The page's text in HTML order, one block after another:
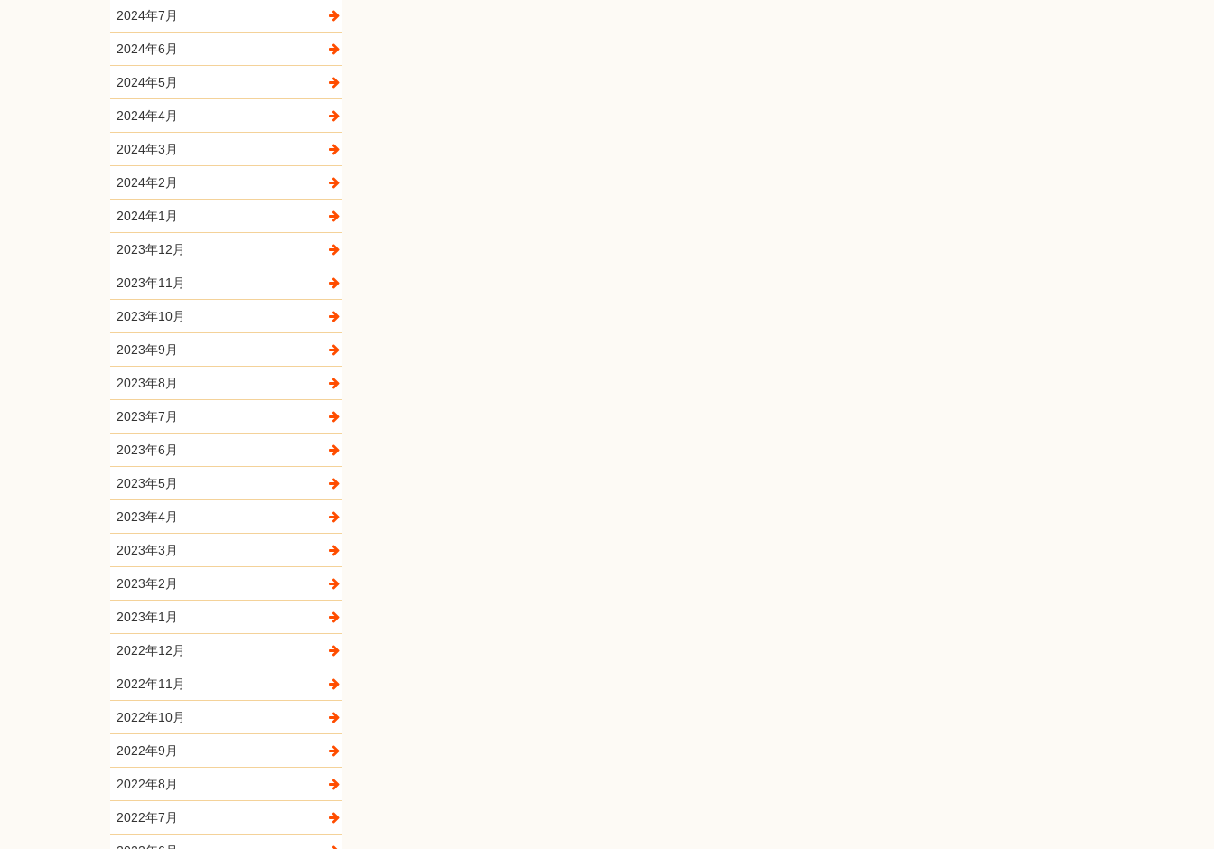
2024年7月
2024年6月
2024年5月
2024年4月
2024年3月
2024年2月
2024年1月
2023年12月
2023年11月
2023年10月
2023年9月
2023年8月
2023年7月
2023年6月
2023年5月
2023年4月
2023年3月
2023年2月
2023年1月
2022年12月
2022年11月
2022年10月
2022年9月
2022年8月
2022年7月